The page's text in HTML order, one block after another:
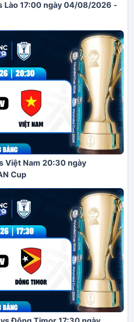
Lào 17:00 ngày 04/08/2026 -
Việt Nam 20:30 ngày
Cup